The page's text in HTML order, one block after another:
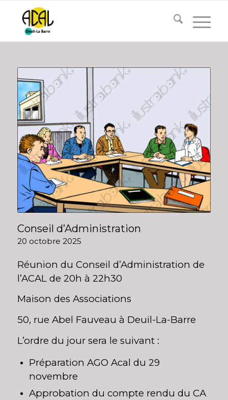
Conseil d’Administration
20 octobre 2025
Réunion du Conseil d’Administration de
l’ACAL de 20h à 22h30
Maison des Associations
50, rue Abel Fauveau à Deuil-La-Barre
L’ordre du jour sera le suivant :
Préparation AGO Acal du 29
novembre
Approbation du compte rendu du CA